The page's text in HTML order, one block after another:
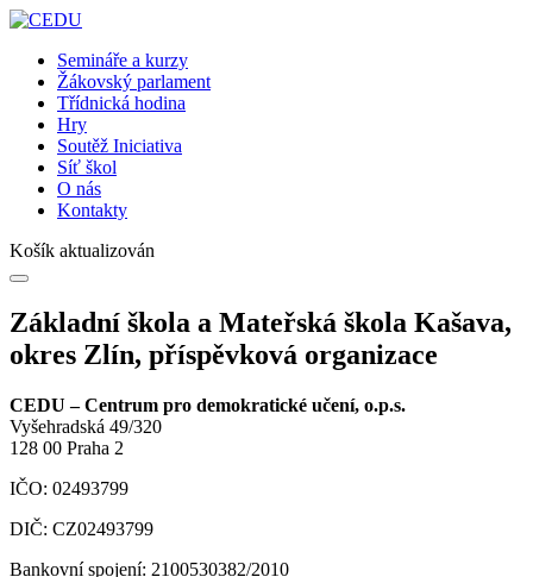
Semináře a kurzy
Žákovský parlament
Třídnická hodina
Hry
Soutěž Iniciativa
Síť škol
O nás
Kontakty
Košík aktualizován
Základní škola a Mateřská škola Kašava,
okres Zlín, příspěvková organizace
CEDU – Centrum pro demokratické učení, o.p.s.
Vyšehradská 49/320
128 00 Praha 2
IČO: 02493799
DIČ: CZ02493799
Bankovní spojení: 2100530382/2010